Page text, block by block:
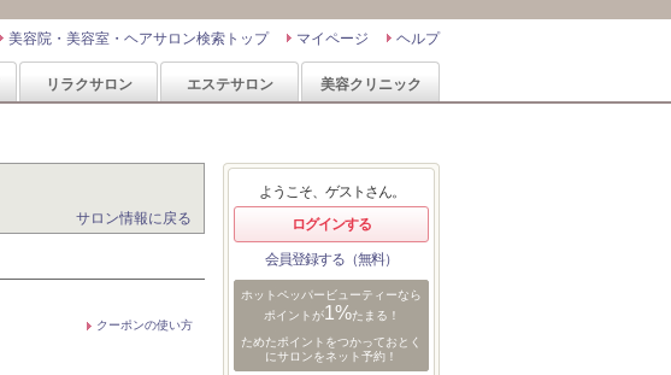
ヘルプ
マイページ
美容院・美容室・ヘアサロン検索トップ
リラクサロン エステサロン 美容クリニック
サロン情報に戻る
クーポンの使い方
ようこそ、ゲストさん。
ログインする
会員登録する（無料）
ホットペッパービューティーなら
ポイントが1%たまる！
ためたポイントをつかっておとく
にサロンをネット予約！